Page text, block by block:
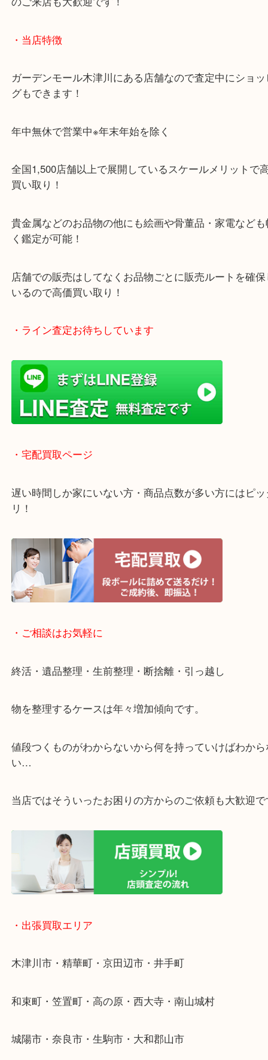
「木津インター」「24号線」「ガーデンモール木津
ガーデンモールの敷地内に広大な無料駐車場あるの
・当店特徴
ガーデンモール木津川にある店舗なので査定中にシ
グもできます！
年中無休で営業中※年末年始を除く
全国1,500店舗以上で展開しているスケールメリッ
買い取り！
貴金属などのお品物の他にも絵画や骨董品・家電
く鑑定が可能！
いるので高価買い取り！
・ライン査定お待ちしています
・宅配買取ページ
遅い時間しか家にいない方・商品点数が多い方には
終活・遺品整理・生前整理・断捨離・引っ越し
い…
当店ではそういったお困りの方からのご依頼も大歓